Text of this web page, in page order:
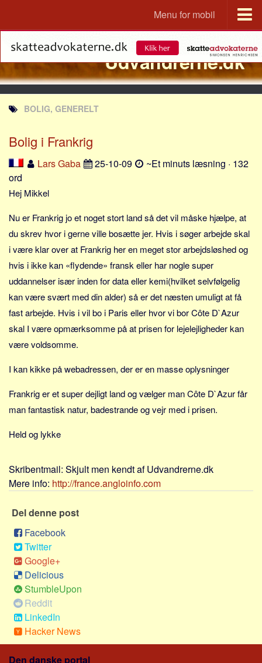
Menu for mobil
Portal
Udvandrerne.dk
Utvandrerne.no
Utvandrarna.se
Tyskland.dk
England.dk
Rusland.dk
JLKM.dk
Lande
Tyrkiet
Spanien
Frankrig
Sverige
Norge
Thailand
Grækenland
Nøgleord
Job
Investering
Pension og opsparing
Forbrug
Social sikring og sundhed
Transport
Alle
Aspekter
Køb og salg
Økonomi
Jura og regler
Udvandrerne.dk
BOLIG, GENERELT
Bolig i Frankrig
Lars Gaba 25-10-09
~Et minuts læsning · 132
ord
Hej Mikkel
Nu er Frankrig jo et noget stort land så det vil måske hjælpe, at
du skrev hvor i gerne ville bosætte jer. Hvis i søger arbejde skal
i være klar over at Frankrig her en meget stor arbejdsløshed og
hvis i ikke kan «flydende» fransk eller har nogle super
uddannelser især inden for data eller kemi(hvilket selvfølgelig
kan være svært med din alder) så er det næsten umuligt at få
fast arbejde. Hvis i vil bo i Paris eller hvor vi bor Côte D`Azur
skal I være opmærksomme på at prisen for lejelejligheder kan
være voldsomme.
I kan kikke på webadressen, der er en masse oplysninger
Frankrig er et super dejligt land og vælger man Côte D`Azur får
man fantastisk natur, badestrande og vejr med i prisen.
Held og lykke
Skribentmail: Skjult men kendt af Udvandrerne.dk
Mere info: http://france.angloinfo.com
Del denne post
Facebook
Twitter
Google+
Delicious
StumbleUpon
Reddit
LinkedIn
Hacker News
Den danske portal